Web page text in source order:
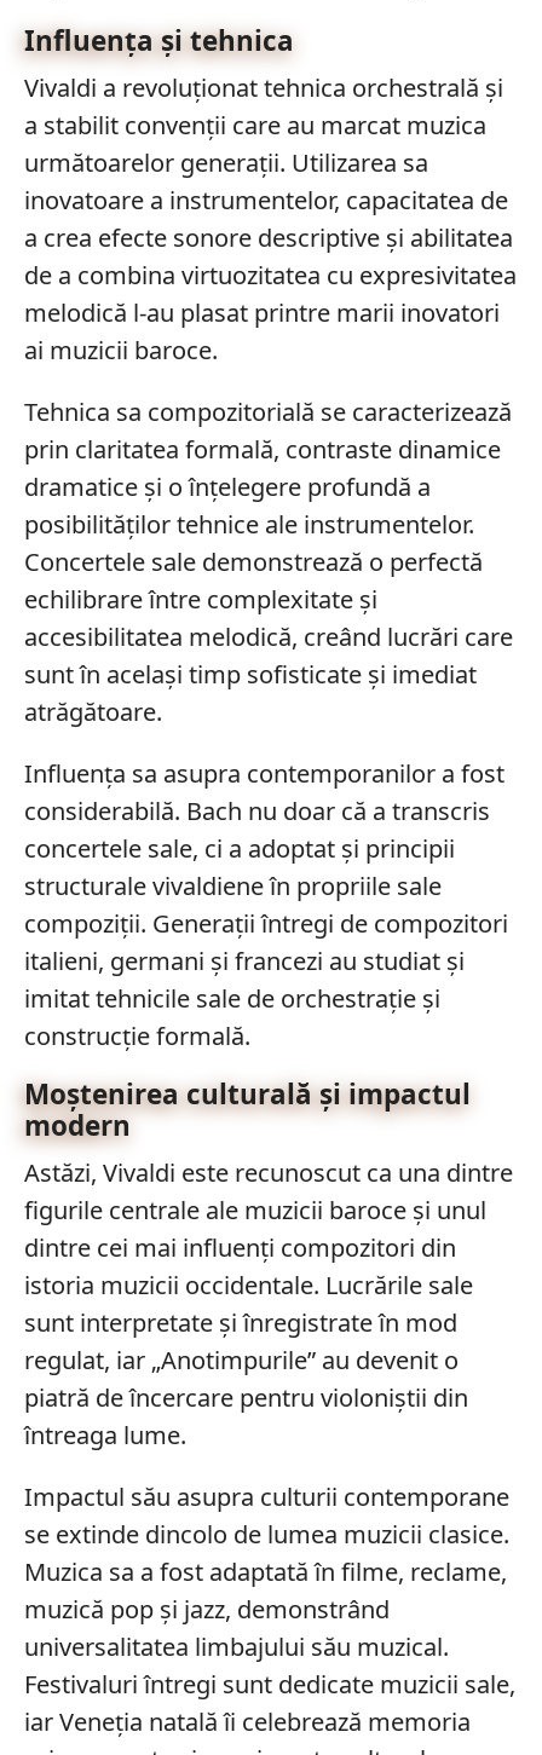
Influența și tehnica
Vivaldi a revoluționat tehnica orchestrală și
a stabilit convenții care au marcat muzica
următoarelor generații. Utilizarea sa
inovatoare a instrumentelor, capacitatea de
a crea efecte sonore descriptive și abilitatea
de a combina virtuozitatea cu expresivitatea
melodică l-au plasat printre marii inovatori
ai muzicii baroce.
Tehnica sa compozitorială se caracterizează
prin claritatea formală, contraste dinamice
dramatice și o înțelegere profundă a
posibilităților tehnice ale instrumentelor.
Concertele sale demonstrează o perfectă
echilibrare între complexitate și
accesibilitatea melodică, creând lucrări care
sunt în același timp sofisticate și imediat
atrăgătoare.
Influența sa asupra contemporanilor a fost
considerabilă. Bach nu doar că a transcris
concertele sale, ci a adoptat și principii
structurale vivaldiene în propriile sale
compoziții. Generații întregi de compozitori
italieni, germani și francezi au studiat și
imitat tehnicile sale de orchestrație și
construcție formală.
Moștenirea culturală și impactul
modern
Astăzi, Vivaldi este recunoscut ca una dintre
figurile centrale ale muzicii baroce și unul
dintre cei mai influenți compozitori din
istoria muzicii occidentale. Lucrările sale
sunt interpretate și înregistrate în mod
regulat, iar „Anotimpurile” au devenit o
piatră de încercare pentru violoniștii din
întreaga lume.
Impactul său asupra culturii contemporane
se extinde dincolo de lumea muzicii clasice.
Muzica sa a fost adaptată în filme, reclame,
muzică pop și jazz, demonstrând
universalitatea limbajului său muzical.
Festivaluri întregi sunt dedicate muzicii sale,
iar Veneția natală îi celebrează memoria